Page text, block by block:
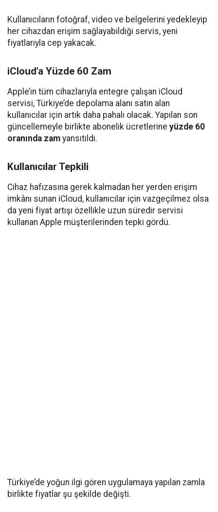
Kullanıcıların fotoğraf, video ve belgelerini yedekleyip
her cihazdan erişim sağlayabildiği servis, yeni
fiyatlarıyla cep yakacak.
iCloud’a Yüzde 60 Zam
Apple’ın tüm cihazlarıyla entegre çalışan iCloud
servisi, Türkiye’de depolama alanı satın alan
kullanıcılar için artık daha pahalı olacak. Yapılan son
güncellemeyle birlikte abonelik ücretlerine yüzde 60
oranında zam yansıtıldı.
Kullanıcılar Tepkili
Cihaz hafızasına gerek kalmadan her yerden erişim
imkânı sunan iCloud, kullanıcılar için vazgeçilmez olsa
da yeni fiyat artışı özellikle uzun süredir servisi
kullanan Apple müşterilerinden tepki gördü.
Türkiye’de yoğun ilgi gören uygulamaya yapılan zamla
birlikte fiyatlar şu şekilde değişti.